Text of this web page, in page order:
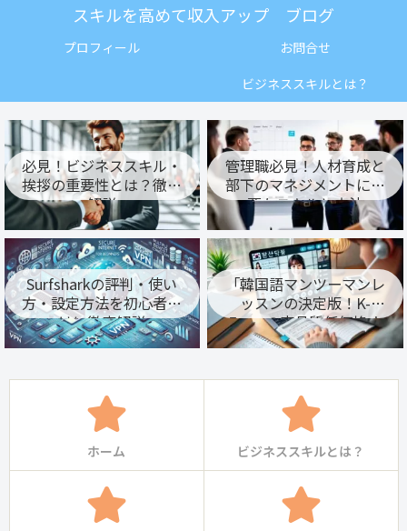
スキルを高めて収入アップ ブログ
プロフィール
お問合せ
ビジネススキルとは？
必見！ビジネススキル・
挨拶の重要性とは？徹底
解説
管理職必見！人材育成と
部下のマネジメントに必
要なスキルと方法
Surfsharkの評判・使い
方・設定方法を初心者向
けに徹底解説
「韓国語マンツーマンレ
ッスンの決定版！K-
Francの高品質低価格オ
ンライン授業」
ホーム ビジネススキルとは？